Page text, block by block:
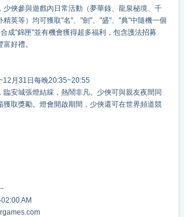
少俠參與遊戲內日常活動（夢華錄、龍泉秘境、千
精英等）均可獲取"名"、"劍"、"盛"、"典"中隨機一個
成"錦匣"並有機會獲得超多福利，包含護法招募
好禮。
月31日每晚20:35~20:55
臨安城張燈結綵，熱鬧非凡。少俠可與親友夜間同
獲取獎勵。燈會開啟期間，少俠還可在世界頻道競
AM